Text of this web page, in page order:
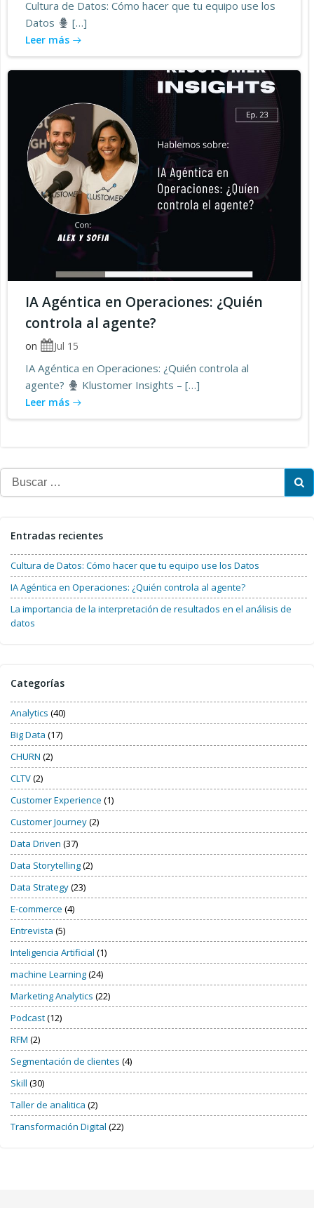
Cultura de Datos: Cómo hacer que tu equipo use los
Datos
[…]
Leer más
IA Agéntica en Operaciones: ¿Quién
controla al agente?
on Jul 15
IA Agéntica en Operaciones: ¿Quién controla al
agente?
Klustomer Insights – […]
Leer más
Buscar:
Entradas recientes
Cultura de Datos: Cómo hacer que tu equipo use los Datos
IA Agéntica en Operaciones: ¿Quién controla al agente?
La importancia de la interpretación de resultados en el análisis de
datos
Categorías
Analytics (40)
Big Data (17)
CHURN (2)
CLTV(2)
Customer Experience (1)
Customer Journey(2)
Data Driven (37)
Data Storytelling(2)
Data Strategy(23)
E-commerce (4)
Entrevista (5)
Inteligencia Artificial (1)
machine Learning(24)
Marketing Analytics (22)
Podcast(12)
RFM (2)
Segmentación de clientes (4)
Skill (30)
Taller de analitica (2)
Transformación Digital (22)